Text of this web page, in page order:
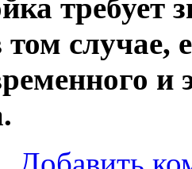
требует
случае,
и